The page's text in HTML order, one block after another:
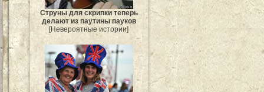
Струны для скрипки теперь
делают из паутины пауков
[Невероятные истории]